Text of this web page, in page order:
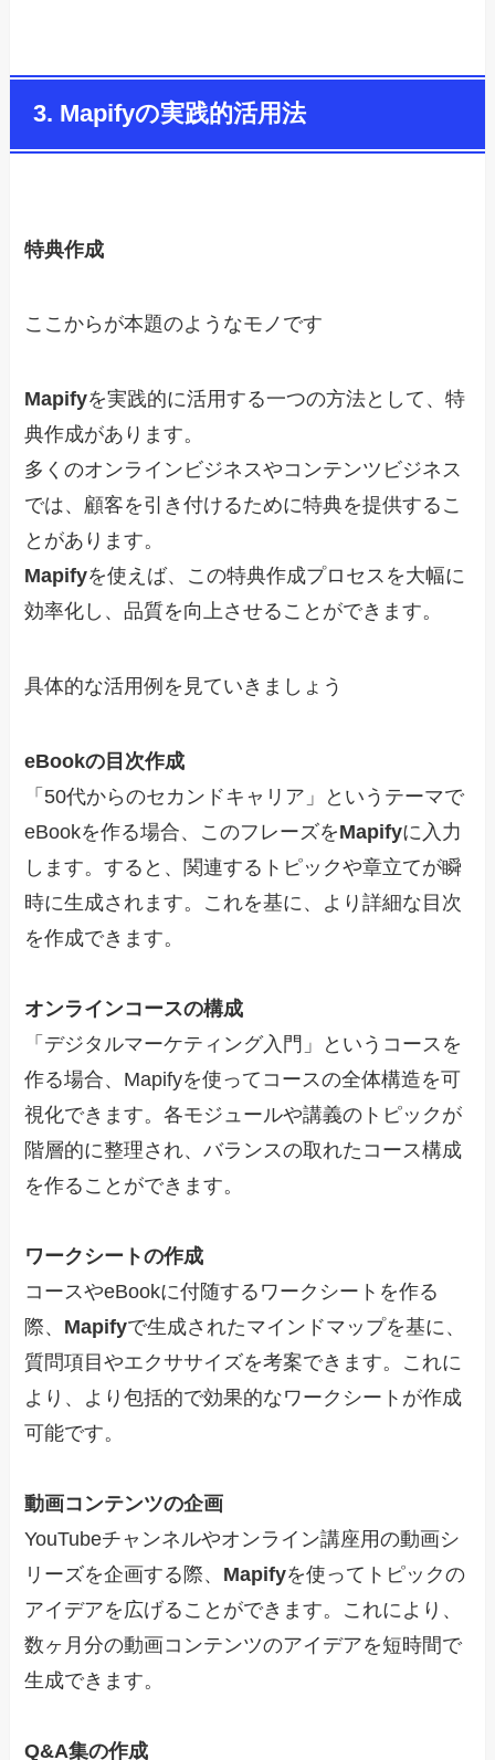
3. Mapifyの実践的活用法
特典作成
ここからが本題のようなモノです
Mapifyを実践的に活用する一つの方法として、特
典作成があります。
多くのオンラインビジネスやコンテンツビジネス
では、顧客を引き付けるために特典を提供するこ
とがあります。
Mapifyを使えば、この特典作成プロセスを大幅に
効率化し、品質を向上させることができます。
具体的な活用例を見ていきましょう
eBookの目次作成
「50代からのセカンドキャリア」というテーマで
eBookを作る場合、このフレーズをMapifyに入力
します。すると、関連するトピックや章立てが瞬
時に生成されます。これを基に、より詳細な目次
を作成できます。
オンラインコースの構成
「デジタルマーケティング入門」というコースを
作る場合、Mapifyを使ってコースの全体構造を可
視化できます。各モジュールや講義のトピックが
階層的に整理され、バランスの取れたコース構成
を作ることができます。
ワークシートの作成
コースやeBookに付随するワークシートを作る
際、 Mapifyで生成されたマインドマップを基に、
質問項目やエクササイズを考案できます。これに
より、より包括的で効果的なワークシートが作成
可能です。
動画コンテンツの企画
YouTubeチャンネルやオンライン講座用の動画シ
リーズを企画する際、 Mapifyを使ってトピックの
アイデアを広げることができます。これにより、
数ヶ月分の動画コンテンツのアイデアを短時間で
生成できます。
Q&A集の作成